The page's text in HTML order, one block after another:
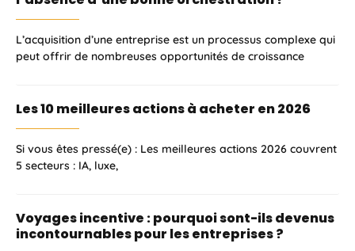
L’acquisition d’une entreprise est un processus complexe qui
peut offrir de nombreuses opportunités de croissance
Les 10 meilleures actions à acheter en 2026
Si vous êtes pressé(e) : Les meilleures actions 2026 couvrent
5 secteurs : IA, luxe,
Voyages incentive : pourquoi sont-ils devenus
incontournables pour les entreprises ?